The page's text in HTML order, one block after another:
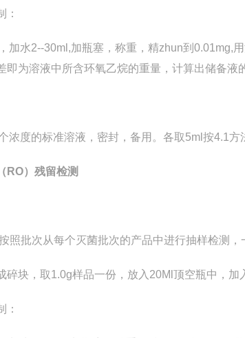
：
加水2--30ml,加瓶塞，称重，精zhun到0.01mg,
即为溶液中所含环氧乙烷的重量，计算出储备液
浓度的标准溶液，密封，备用。各取5ml按4.1方
RO）残留检测
照批次从每个灭菌批次的产品中进行抽样检测
碎块，取1.0g样品一份，放入20Ml顶空瓶中，
：